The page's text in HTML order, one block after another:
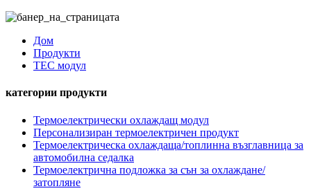
Дом
Продукти
TEC модул
категории продукти
Термоелектрически охлаждащ модул
Персонализиран термоелектричен продукт
Термоелектрическа охлаждаща/топлинна възглавница за
автомобилна седалка
Термоелектрична подложка за сън за охлаждане/
затопляне